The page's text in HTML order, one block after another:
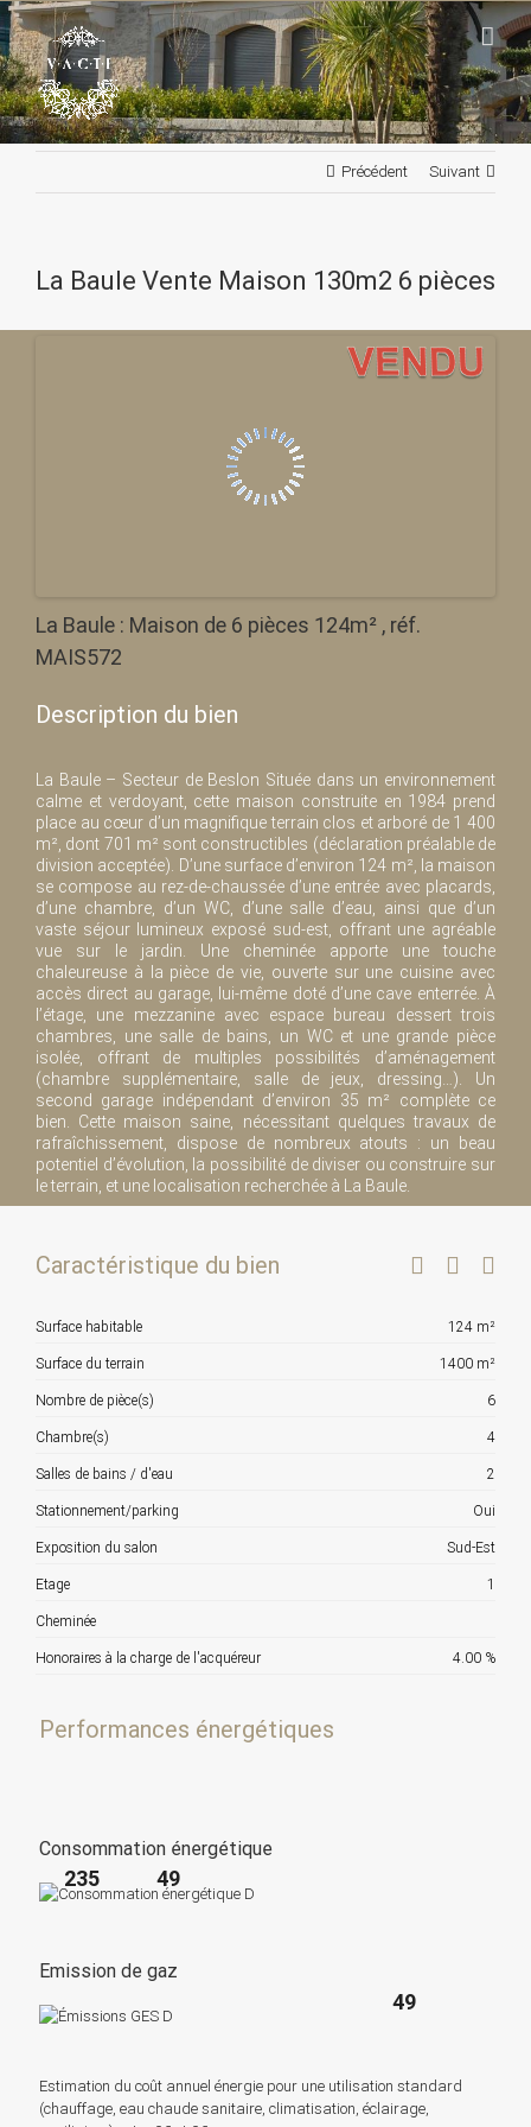
Passer
au
contenu
Précédent Suivant
La Baule Vente Maison 130m2 6 pièces
La Baule : Maison de 6 pièces 124m² , réf.
MAIS572
Description du bien
La Baule – Secteur de Beslon Située dans un environnement
calme et verdoyant, cette maison construite en 1984 prend
place au cœur d’un magnifique terrain clos et arboré de 1 400
m², dont 701 m² sont constructibles (déclaration préalable de
division acceptée). D’une surface d’environ 124 m², la maison
se compose au rez-de-chaussée d’une entrée avec placards,
d’une chambre, d’un WC, d’une salle d’eau, ainsi que d’un
vaste séjour lumineux exposé sud-est, offrant une agréable
vue sur le jardin. Une cheminée apporte une touche
chaleureuse à la pièce de vie, ouverte sur une cuisine avec
accès direct au garage, lui-même doté d’une cave enterrée. À
l’étage, une mezzanine avec espace bureau dessert trois
chambres, une salle de bains, un WC et une grande pièce
isolée, offrant de multiples possibilités d’aménagement
(chambre supplémentaire, salle de jeux, dressing…). Un
second garage indépendant d’environ 35 m² complète ce
bien. Cette maison saine, nécessitant quelques travaux de
rafraîchissement, dispose de nombreux atouts : un beau
potentiel d’évolution, la possibilité de diviser ou construire sur
le terrain, et une localisation recherchée à La Baule.
Caractéristique du bien
Surface habitable 124 m²
Surface du terrain 1400 m²
Nombre de pièce(s) 6
Chambre(s) 4
Salles de bains / d'eau 2
Stationnement/parking Oui
Exposition du salon Sud-Est
Etage 1
Cheminée
Honoraires à la charge de l'acquéreur 4.00 %
Performances énergétiques
Consommation énergétique
235 49
Emission de gaz
49
Estimation du coût annuel énergie pour une utilisation standard
(chauffage, eau chaude sanitaire, climatisation, éclairage,